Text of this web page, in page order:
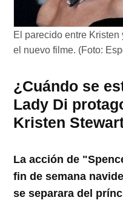
El parecido entre
el nuevo filme. (Foto:
¿Cuándo se
Lady Di
Kristen
La acción de
fin de semana
se separara del